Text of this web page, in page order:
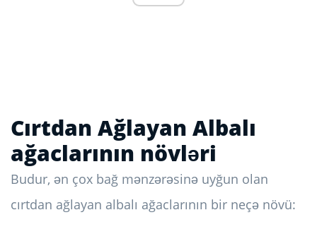
Cırtdan Ağlayan Albalı
ağaclarının növləri
Budur, ən çox bağ mənzərəsinə uyğun olan
cırtdan ağlayan albalı ağaclarının bir neçə növü: